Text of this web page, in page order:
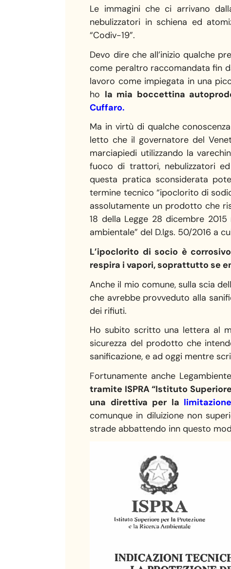
Le immagini che ci arrivano
nebulizzatori in schiena ed
“Codiv-19”.
Devo dire che all’inizio qualche
come peraltro raccomandata fin
lavoro come impiegata in una
ho la mia boccettina
Cuffaro.
Ma in virtù di qualche
letto che il governatore del
marciapiedi utilizzando la
fuoco di trattori, nebulizzatori
questa pratica sconsiderata
termine tecnico “ipoclorito di
assolutamente un prodotto che
18 della Legge 28 dicembre
ambientale” del D.lgs. 50/2016 a
L’ipoclorito di socio è
respira i vapori, soprattutto se
Anche il mio comune, sulla scia
che avrebbe provveduto alla
dei rifiuti.
Ho subito scritto una lettera al
sicurezza del prodotto che
sanificazione, e ad oggi mentre
Fortunamente anche
tramite ISPRA “Istituto
una direttiva per la
comunque in diluizione non
strade abbattendo inn questo